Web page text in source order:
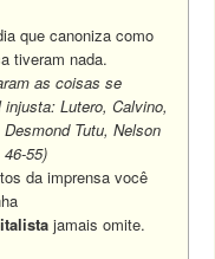
que canoniza como
tiveram nada.
as coisas se
Lutero, Calvino,
Tutu, Nelson
55)
da imprensa você
jamais omite.